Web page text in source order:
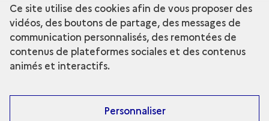
Découvrir la collection
Ce site utilise des cookies afin de vous proposer des
vidéos, des boutons de partage, des messages de
communication personnalisés, des remontées de
contenus de plateformes sociales et des contenus
animés et interactifs.
Personnaliser